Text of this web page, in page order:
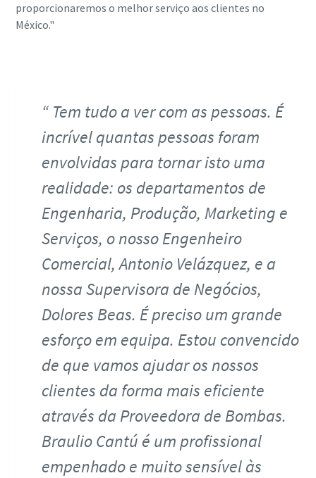
proporcionaremos o melhor serviço aos clientes no
México."
Tem tudo a ver com as pessoas. É
incrível quantas pessoas foram
envolvidas para tornar isto uma
realidade: os departamentos de
Engenharia, Produção, Marketing e
Serviços, o nosso Engenheiro
Comercial, Antonio Velázquez, e a
nossa Supervisora de Negócios,
Dolores Beas. É preciso um grande
esforço em equipa. Estou convencido
de que vamos ajudar os nossos
clientes da forma mais eficiente
através da Proveedora de Bombas.
Braulio Cantú é um profissional
empenhado e muito sensível às